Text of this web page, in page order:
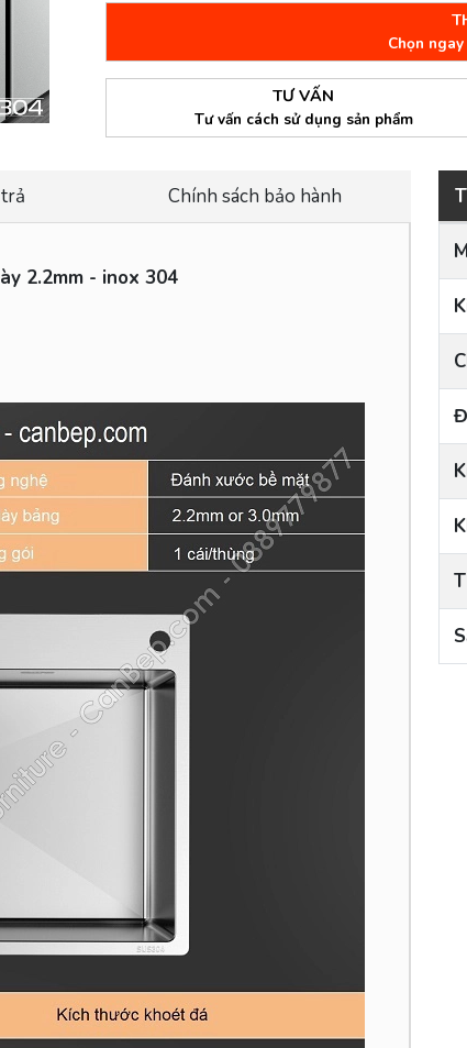
Chọn
TƯ VẤN
Tư vấn cách sử dụng sản phẩm
Chính sách bảo hành
2.2mm - inox 304